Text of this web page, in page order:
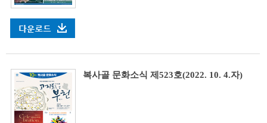
복사골 문화소식 제523호(2022. 10. 4.자)